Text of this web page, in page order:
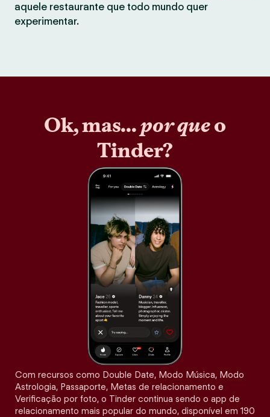
aquele restaurante que todo mundo quer
experimentar.
Ok, mas...por queo
Tinder?
Com recursos como Double Date, Modo Música, Modo
Astrologia, Passaporte, Metas de relacionamento e
Verificação por foto, o Tinder continua sendo o app de
relacionamento mais popular do mundo, disponível em 190